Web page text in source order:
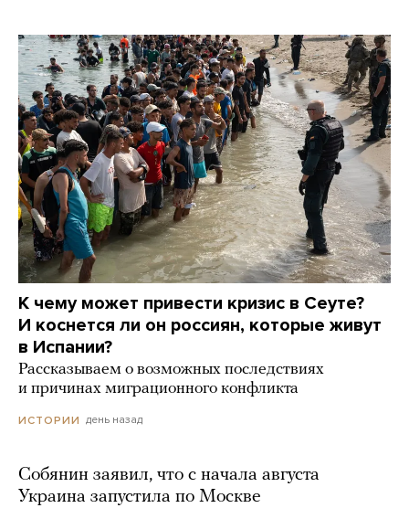
К чему может привести кризис в Сеуте?
И коснется ли он россиян, которые живут
в Испании?
Рассказываем о возможных последствиях
и причинах миграционного конфликта
ИСТОРИИ день назад
Собянин заявил, что с начала августа
Украина запустила по Москве